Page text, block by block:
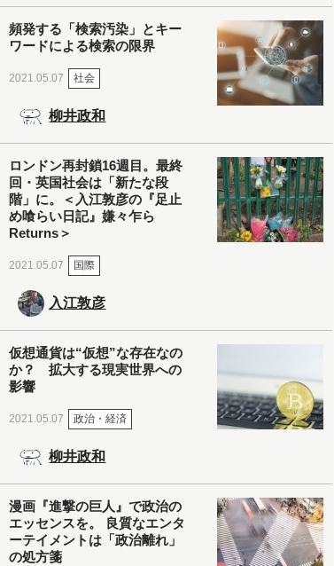
頻発する「検索汚染」とキー
ワードによる検索の限界
2021.05.07 社会
柳井政和
ロンドン再封鎖16週目。最終
回・英国社会は「新たな段
階」に。＜入江敦彦の『足止
め喰らい日記』嫌々乍ら
Returns＞
2021.05.07 国際
入江敦彦
仮想通貨は“仮想”な存在なの
か？ 拡大する現実世界への
影響
2021.05.07 政治・経済
柳井政和
漫画『進撃の巨人』で政治の
エッセンスを。 良質なエンタ
ーテイメントは「政治離れ」
の処方箋